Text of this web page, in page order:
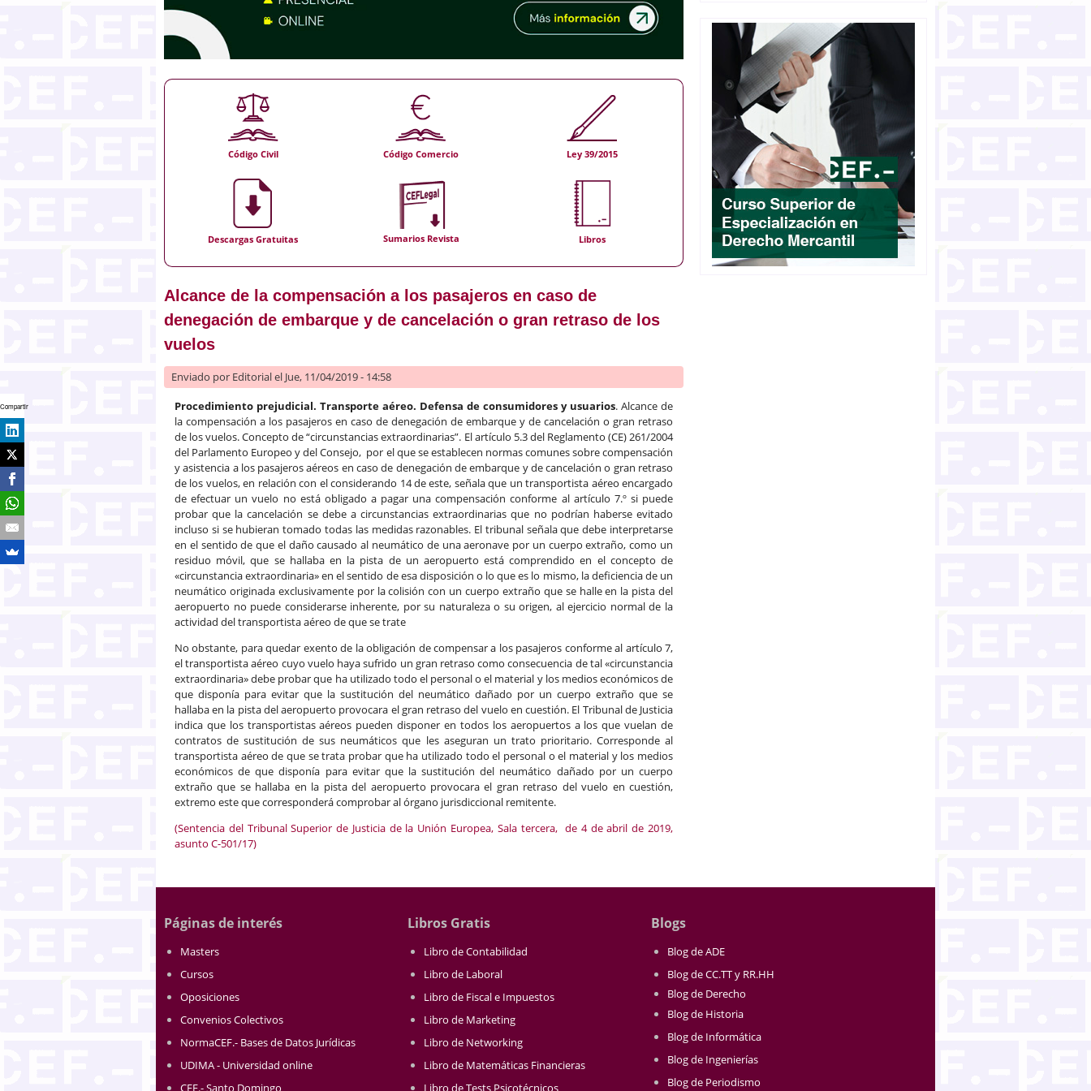
Código Civil Código Comercio Ley 39/2015
Descargas Gratuitas Sumarios Revista Libros
Alcance de la compensación a los pasajeros en caso de
denegación de embarque y de cancelación o gran retraso de los
vuelos
Enviado por Editorialel Jue, 11/04/2019 - 14:58
Procedimiento prejudicial. Transporte aéreo. Defensa de consumidores y usuarios. Alcance de
la compensación a los pasajeros en caso de denegación de embarque y de cancelación o gran retraso
de los vuelos. Concepto de “circunstancias extraordinarias”. El artículo 5.3 del Reglamento (CE) 261/2004
del Parlamento Europeo y del Consejo, por el que se establecen normas comunes sobre compensación
y asistencia a los pasajeros aéreos en caso de denegación de embarque y de cancelación o gran retraso
de los vuelos, en relación con el considerando 14 de este, señala que un transportista aéreo encargado
de efectuar un vuelo no está obligado a pagar una compensación conforme al artículo 7.º si puede
probar que la cancelación se debe a circunstancias extraordinarias que no podrían haberse evitado
incluso si se hubieran tomado todas las medidas razonables. El tribunal señala que debe interpretarse
en el sentido de que el daño causado al neumático de una aeronave por un cuerpo extraño, como un
residuo móvil, que se hallaba en la pista de un aeropuerto está comprendido en el concepto de
«circunstancia extraordinaria» en el sentido de esa disposición o lo que es lo mismo, la deficiencia de un
neumático originada exclusivamente por la colisión con un cuerpo extraño que se halle en la pista del
aeropuerto no puede considerarse inherente, por su naturaleza o su origen, al ejercicio normal de la
actividad del transportista aéreo de que se trate
No obstante, para quedar exento de la obligación de compensar a los pasajeros conforme al artículo 7,
el transportista aéreo cuyo vuelo haya sufrido un gran retraso como consecuencia de tal «circunstancia
extraordinaria» debe probar que ha utilizado todo el personal o el material y los medios económicos de
que disponía para evitar que la sustitución del neumático dañado por un cuerpo extraño que se
hallaba en la pista del aeropuerto provocara el gran retraso del vuelo en cuestión. El Tribunal de Justicia
indica que los transportistas aéreos pueden disponer en todos los aeropuertos a los que vuelan de
contratos de sustitución de sus neumáticos que les aseguran un trato prioritario. Corresponde al
transportista aéreo de que se trata probar que ha utilizado todo el personal o el material y los medios
económicos de que disponía para evitar que la sustitución del neumático dañado por un cuerpo
extraño que se hallaba en la pista del aeropuerto provocara el gran retraso del vuelo en cuestión,
extremo este que corresponderá comprobar al órgano jurisdiccional remitente.
(Sentencia del Tribunal Superior de Justicia de la Unión Europea, Sala tercera, de 4 de abril de 2019,
asunto C-501/17)
Páginas de interés
Masters
Cursos
Oposiciones
Convenios Colectivos
NormaCEF.- Bases de Datos Jurídicas
UDIMA - Universidad online
CEF.- Santo Domingo
Libros Gratis
Libro de Contabilidad
Libro de Laboral
Libro de Fiscal e Impuestos
Libro de Marketing
Libro de Networking
Libro de Matemáticas Financieras
Libro de Tests Psicotécnicos
Blogs
Blog de ADE
Blog de CC.TT y RR.HH
Blog de Derecho
Blog de Historia
Blog de Informática
Blog de Ingenierías
Blog de Periodismo
Compartir